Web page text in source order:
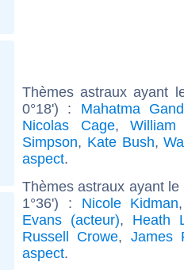
Thèmes astraux ayant
0°18') : Mahatma
Nicolas Cage, William
Simpson, Kate Bush,
aspect.
Thèmes astraux ayant
1°36') : Nicole Kidman
Evans (acteur), Heath
Russell Crowe, James
aspect.